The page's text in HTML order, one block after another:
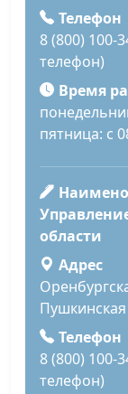
Телефон
8 (800) 100-
телефон)
Время
пятница: с
области
Адрес
Телефон
8 (800) 100-
телефон)